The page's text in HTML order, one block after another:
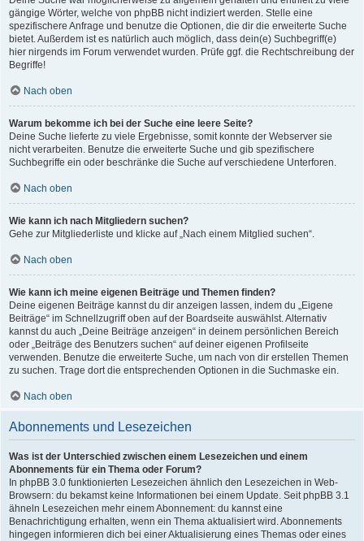
gängige Wörter, welche von phpBB nicht indiziert werden. Stelle eine
spezifischere Anfrage und benutze die Optionen, die dir die erweiterte Suche
bietet. Außerdem ist es natürlich auch möglich, dass dein(e) Suchbegriff(e)
hier nirgends im Forum verwendet wurden. Prüfe ggf. die Rechtschreibung der
Begriffe!
Nach oben
Warum bekomme ich bei der Suche eine leere Seite?
Deine Suche lieferte zu viele Ergebnisse, somit konnte der Webserver sie
nicht verarbeiten. Benutze die erweiterte Suche und gib spezifischere
Suchbegriffe ein oder beschränke die Suche auf verschiedene Unterforen.
Nach oben
Wie kann ich nach Mitgliedern suchen?
Gehe zur Mitgliederliste und klicke auf „Nach einem Mitglied suchen“.
Nach oben
Wie kann ich meine eigenen Beiträge und Themen finden?
Deine eigenen Beiträge kannst du dir anzeigen lassen, indem du „Eigene
Beiträge“ im Schnellzugriff oben auf der Boardseite auswählst. Alternativ
kannst du auch „Deine Beiträge anzeigen“ in deinem persönlichen Bereich
oder „Beiträge des Benutzers suchen“ auf deiner eigenen Profilseite
verwenden. Benutze die erweiterte Suche, um nach von dir erstellen Themen
zu suchen. Trage dort die entsprechenden Optionen in die Suchmaske ein.
Nach oben
Abonnements und Lesezeichen
Was ist der Unterschied zwischen einem Lesezeichen und einem
Abonnements für ein Thema oder Forum?
In phpBB 3.0 funktionierten Lesezeichen ähnlich den Lesezeichen in Web-
Browsern: du bekamst keine Informationen bei einem Update. Seit phpBB 3.1
ähneln Lesezeichen mehr einem Abonnement: du kannst eine
Benachrichtigung erhalten, wenn ein Thema aktualisiert wird. Abonnements
hingegen informieren dich bei einer Aktualisierung eines Themas oder eines